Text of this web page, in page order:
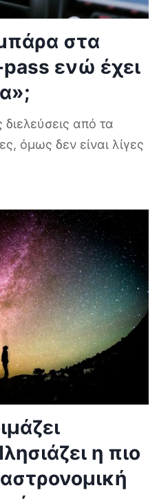
στα
pass ενώ έχει
διελεύσεις από τα
όμως δεν είναι λίγες
η πιο